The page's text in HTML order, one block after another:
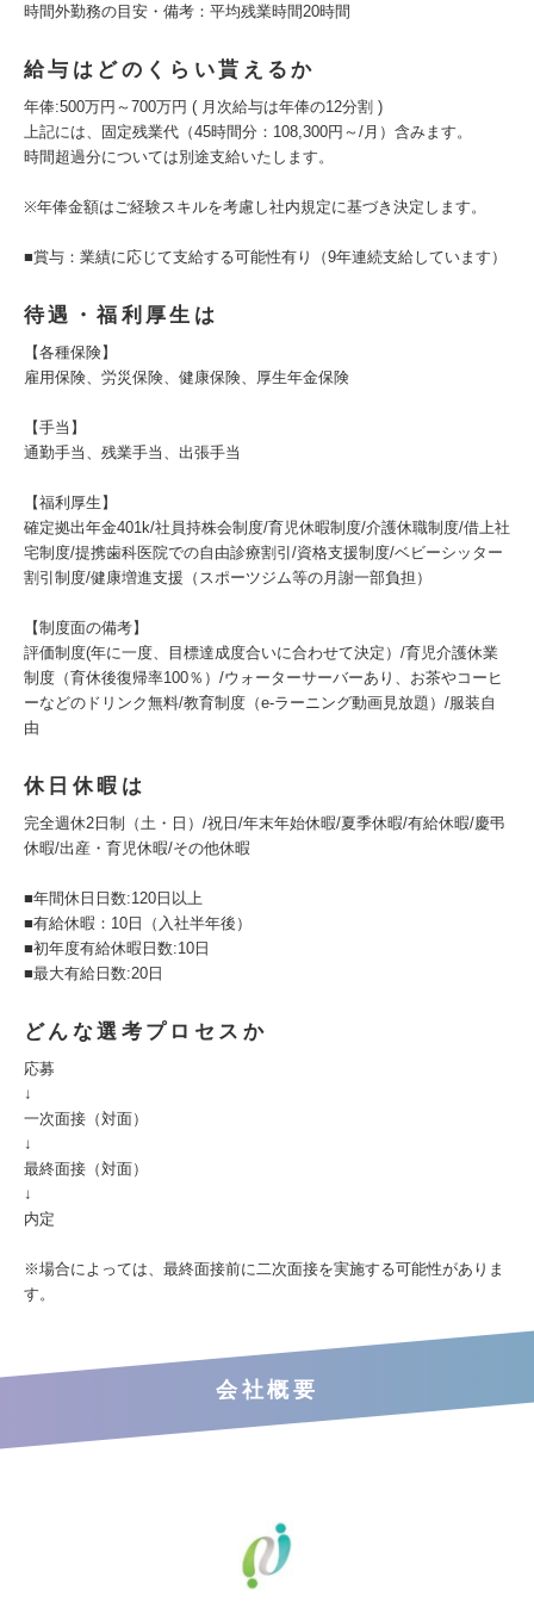
時間外勤務の目安・備考：平均残業時間20時間
給与はどのくらい貰えるか
年俸:500万円～700万円 ( 月次給与は年俸の12分割 )
上記には、固定残業代（45時間分：108,300円～/月）含みます。
時間超過分については別途支給いたします。
※年俸金額はご経験スキルを考慮し社内規定に基づき決定します。
■賞与：業績に応じて支給する可能性有り（9年連続支給しています）
待遇・福利厚生は
【各種保険】
雇用保険、労災保険、健康保険、厚生年金保険
【手当】
通勤手当、残業手当、出張手当
【福利厚生】
確定拠出年金401k/社員持株会制度/育児休暇制度/介護休職制度/借上社
宅制度/提携歯科医院での自由診療割引/資格支援制度/ベビーシッター
割引制度/健康増進支援（スポーツジム等の月謝一部負担）
【制度面の備考】
評価制度(年に一度、目標達成度合いに合わせて決定）/育児介護休業
制度（育休後復帰率100％）/ウォーターサーバーあり、お茶やコーヒ
ーなどのドリンク無料/教育制度（e-ラーニング動画見放題）/服装自
由
休日休暇は
完全週休2日制（土・日）/祝日/年末年始休暇/夏季休暇/有給休暇/慶弔
休暇/出産・育児休暇/その他休暇
■年間休日日数:120日以上
■有給休暇：10日（入社半年後）
■初年度有給休暇日数:10日
■最大有給日数:20日
どんな選考プロセスか
応募
↓
一次面接（対面）
↓
最終面接（対面）
↓
内定
※場合によっては、最終面接前に二次面接を実施する可能性がありま
す。
会社概要